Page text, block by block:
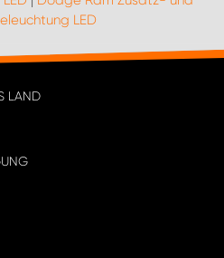
LED
LAND